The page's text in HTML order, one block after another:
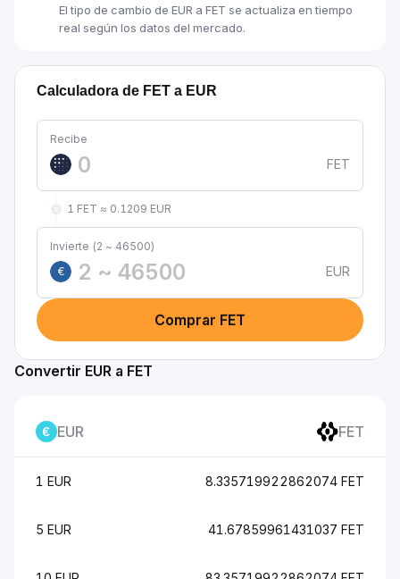
El tipo de cambio de EUR a FET se actualiza en tiempo
real según los datos del mercado.
Calculadora de FET a EUR
Recibe
FET
1 FET ≈ 0.1209 EUR
Invierte (2 ~ 46500)
€
EUR
Comprar FET
Convertir EUR a FET
EUR FET
1 EUR 8.335719922862074 FET
5 EUR 41.67859961431037 FET